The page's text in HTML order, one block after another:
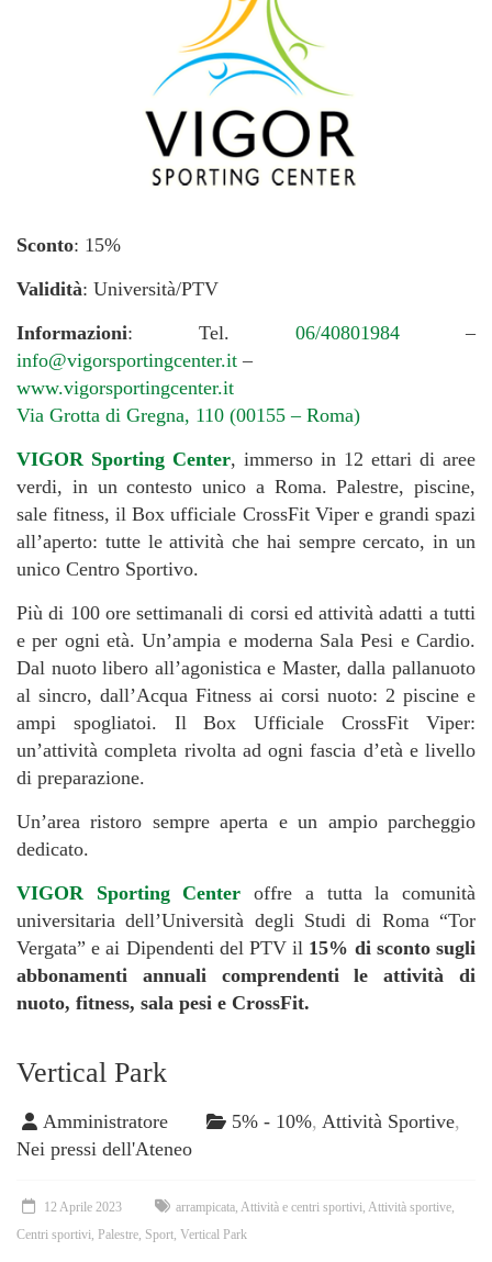
Sconto: 15%
Validità: Università/PTV
Informazioni: Tel. 06/40801984 –
info@vigorsportingcenter.it –
www.vigorsportingcenter.it
Via Grotta di Gregna, 110 (00155 – Roma)
VIGOR Sporting Center, immerso in 12 ettari di aree
verdi, in un contesto unico a Roma. Palestre, piscine,
sale fitness, il Box ufficiale CrossFit Viper e grandi spazi
all’aperto: tutte le attività che hai sempre cercato, in un
unico Centro Sportivo.
Più di 100 ore settimanali di corsi ed attività adatti a tutti
e per ogni età. Un’ampia e moderna Sala Pesi e Cardio.
Dal nuoto libero all’agonistica e Master, dalla pallanuoto
al sincro, dall’Acqua Fitness ai corsi nuoto: 2 piscine e
ampi spogliatoi. Il Box Ufficiale CrossFit Viper:
un’attività completa rivolta ad ogni fascia d’età e livello
di preparazione.
Un’area ristoro sempre aperta e un ampio parcheggio
dedicato.
VIGOR Sporting Center offre a tutta la comunità
universitaria dell’Università degli Studi di Roma “Tor
Vergata” e ai Dipendenti del PTV il 15% di sconto sugli
abbonamenti annuali comprendenti le attività di
nuoto, fitness, sala pesi e CrossFit.
Vertical Park
Amministratore 5% - 10%, Attività Sportive,
Nei pressi dell'Ateneo
12 Aprile 2023 arrampicata Attività e centri sportivi Attività sportive
Centri sportivi Palestre Sport Vertical Park